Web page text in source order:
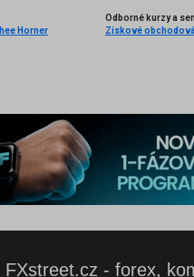
Horner
Odborné kurzy a
FXstreet.cz - forex,